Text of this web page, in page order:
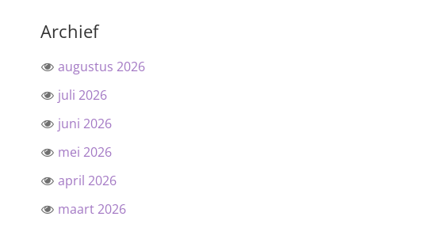
Archief
augustus 2026
juli 2026
juni 2026
mei 2026
april 2026
maart 2026